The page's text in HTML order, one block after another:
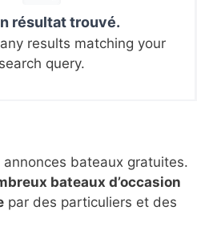
résultat trouvé.
results matching your
search query.
annonces bateaux gratuites.
bateaux d’occasion
par des particuliers et des